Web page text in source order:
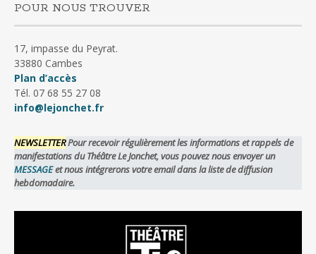
POUR NOUS TROUVER
17, impasse du Peyrat.
33880 Cambes
Plan d’accès
Tél. 07 68 55 27 08
info@lejonchet.fr
NEWSLETTERPour recevoir régulièrement les informations et rappels de
manifestations du Théâtre Le Jonchet, vous pouvez nous envoyer un
MESSAGEet nous intégrerons votre email dans la liste de diffusion
hebdomadaire.